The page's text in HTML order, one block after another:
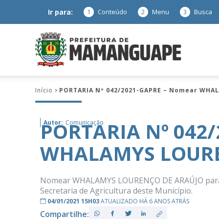
Ir para: 1 Conteúdo 2 Menu 3 Busca
Mamanguape
–
Início PORTARIA Nº 042/2021-GAPRE – Nomear
Autor: Comunicação
PORTARIA Nº
WHALAMYS
Nomear WHALAMYS LOURENÇO DE ARAÚJO
Secretaria de Agricultura deste Município.
04/01/2021 15H03ATUALIZADO HÁ 6 ANOS ATRÁS
Compartilhe: